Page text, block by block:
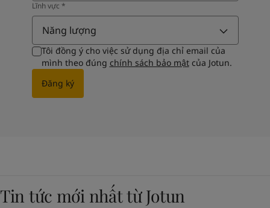
Lĩnh vực​ *
Năng lượng
Tôi đồng ý cho việc sử dụng địa chỉ email của
mình theo đúng chính sách bảo mậtcủa Jotun.
Đăng ký
Tin tức mới nhất từ Jotun